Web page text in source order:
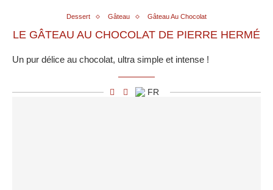
Dessert Gâteau Gâteau Au Chocolat
LE GÂTEAU AU CHOCOLAT DE PIERRE HERMÉ
Un pur délice au chocolat, ultra simple et intense !
FR